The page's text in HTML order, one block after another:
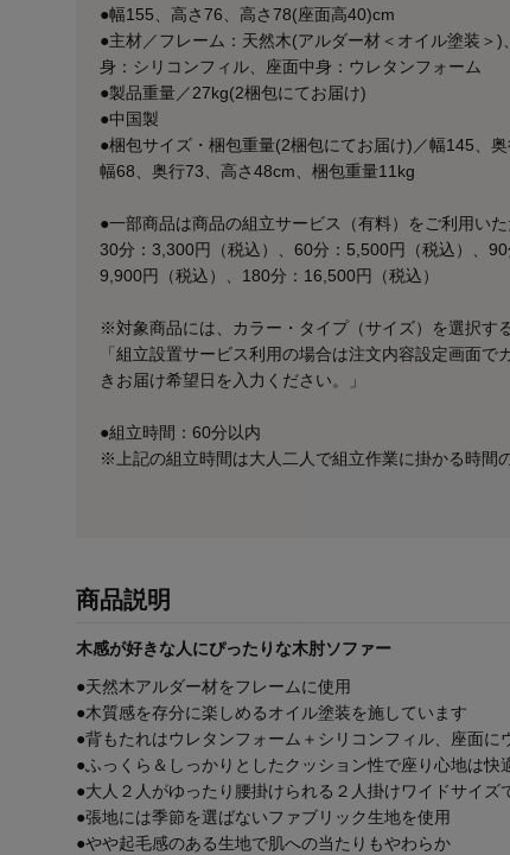
●幅155、高さ76、高さ78(座面高40)cm
●主材／フレーム：天然木(アルダー材＜オイル塗装＞
身：シリコンフィル、座面中身：ウレタンフォーム
●製品重量／27kg(2梱包にてお届け)
●中国製
●梱包サイズ・梱包重量(2梱包にてお届け)／幅145、
幅68、奥行73、高さ48cm、梱包重量11kg
●一部商品は商品の組立サービス（有料）をご利用いた
30分：3,300円（税込）、60分：5,500円（税込）、
9,900円（税込）、180分：16,500円（税込）
※対象商品には、カラー・タイプ（サイズ）を選択す
「組立設置サービス利用の場合は注文内容設定画面
きお届け希望日を入力ください。」
●組立時間：60分以内
※上記の組立時間は大人二人で組立作業に掛かる時間
商品説明
木感が好きな人にぴったりな木肘ソファー
●天然木アルダー材をフレームに使用
●木質感を存分に楽しめるオイル塗装を施しています
●背もたれはウレタンフォーム＋シリコンフィル、座面に
●ふっくら＆しっかりとしたクッション性で座り心地は快
●大人２人がゆったり腰掛けられる２人掛けワイドサイズ
●張地には季節を選ばないファブリック生地を使用
●やや起毛感のある生地で肌への当たりもやわらか